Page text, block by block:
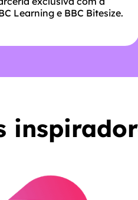
Learning e BBC Bitesize.